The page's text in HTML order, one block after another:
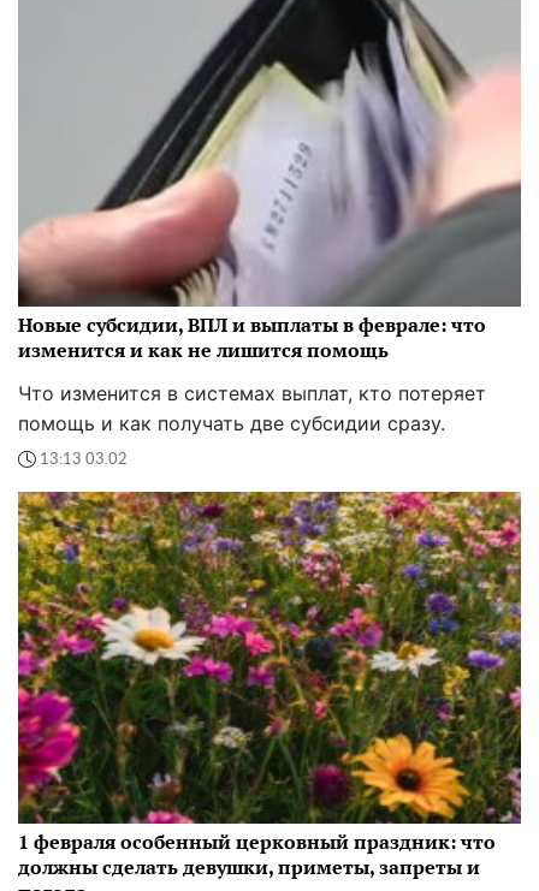
Новые субсидии, ВПЛ и выплаты в феврале: что
изменится и как не лишится помощь
Что изменится в системах выплат, кто потеряет
помощь и как получать две субсидии сразу.
13:13 03.02
1 февраля особенный церковный праздник: что
должны сделать девушки, приметы, запреты и